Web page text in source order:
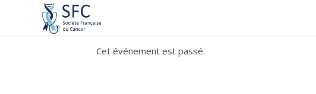
Cet événement est passé.